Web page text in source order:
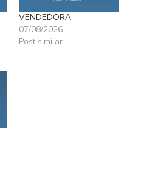
VENDEDORA
07/08/2026
Post similar